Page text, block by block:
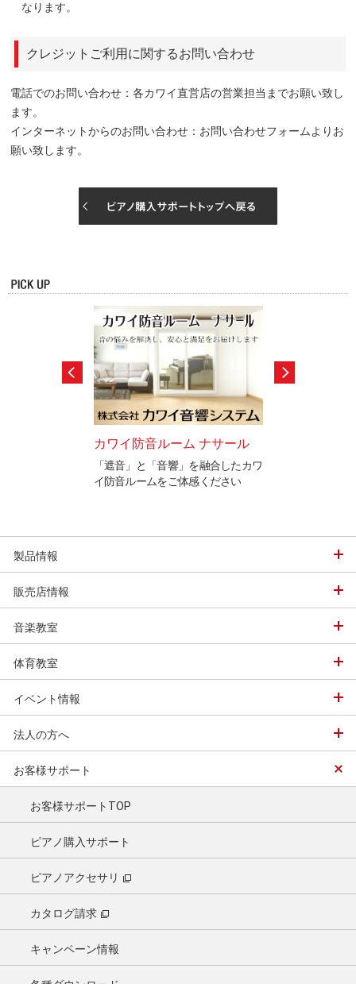
なります。
クレジットご利用に関するお問い合わせ
電話でのお問い合わせ： 各カワイ直営店の営業担当までお願い致し
ます。
インターネットからのお問い合わせ： お問い合わせフォーム よりお
願い致します。
カワイ防音ルーム ナサール
「遮音」と「音響」を融合したカワ
イ防音ルームをご体感ください
製品情報
販売店情報
音楽教室
体育教室
イベント情報
法人の方へ
お客様サポート
お客様サポートTOP
ピアノ購入サポート
ピアノアクセサリ
カタログ請求
キャンペーン情報